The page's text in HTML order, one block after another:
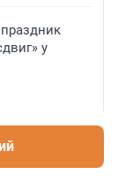
у
Татьяна